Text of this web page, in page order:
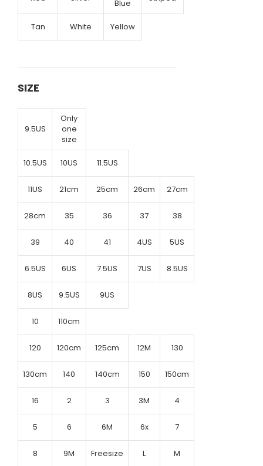
Blue
Tan White Yellow
SIZE
9.5US
Only
one
size
10.5US 10US 11.5US
11US 21cm 25cm 26cm 27cm
28cm 35 36 37 38
39 40 41 4US 5US
6.5US 6US 7.5US 7US 8.5US
8US 9.5US 9US
10 110cm
120 120cm 125cm 12M 130
130cm 140 140cm 150 150cm
16 2 3 3M 4
5 6 6M 6x 7
8 9M Freesize L M